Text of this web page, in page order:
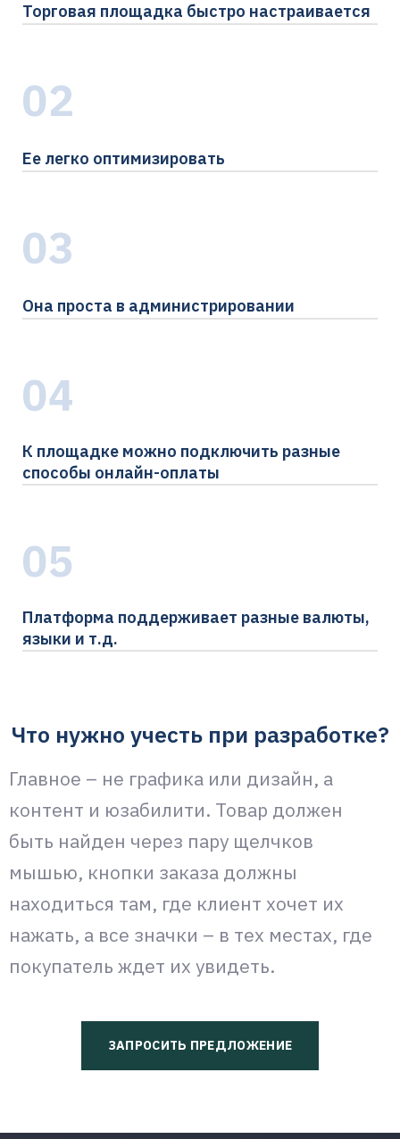
Торговая площадка быстро настраивается
02
Ее легко оптимизировать
03
Она проста в администрировании
04
К площадке можно подключить разные
способы онлайн-оплаты
05
Платформа поддерживает разные валюты,
языки и т.д.
Что нужно учесть при разработке?
Главное – не графика или дизайн, а
контент и юзабилити. Товар должен
быть найден через пару щелчков
мышью, кнопки заказа должны
находиться там, где клиент хочет их
нажать, а все значки – в тех местах, где
покупатель ждет их увидеть.
ЗАПРОСИТЬ ПРЕДЛОЖЕНИЕ